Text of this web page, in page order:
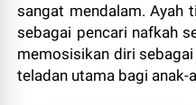
sangat mendalam. Ayah
sebagai pencari nafkah
memosisikan diri
teladan utama bagi anak-